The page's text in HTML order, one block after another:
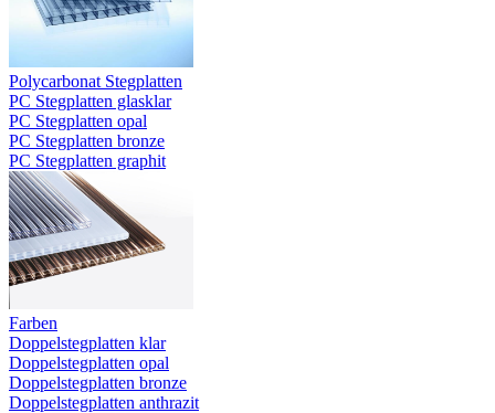
Polycarbonat Stegplatten
PC Stegplatten glasklar
PC Stegplatten opal
PC Stegplatten bronze
PC Stegplatten graphit
Farben
Doppelstegplatten klar
Doppelstegplatten opal
Doppelstegplatten bronze
Doppelstegplatten anthrazit